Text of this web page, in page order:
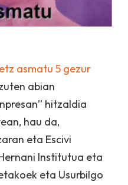
asmatu 5 gezur
abian
hitzaldia
hau da,
eta Escivi
Institutua eta
eta Usurbilgo